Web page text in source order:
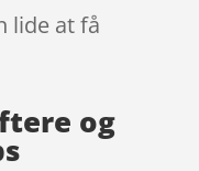
lide at få
og